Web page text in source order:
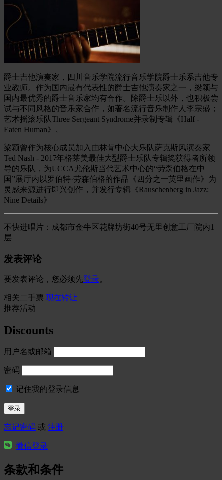
爵士吉他演奏家，四川音乐学院流行音乐学院爵士乐系吉他专
业教师。作为国内最有代表性的爵士吉他演奏家之一，梁颖与
国内最优秀的爵士音乐家均有合作。除爵士乐以外，也积极尝
试与不同风格的音乐家合作，如著名流行音乐制作人李宗盛；
艺术摇滚乐队Three Sergeant Syndrome并录制专辑《Half -
Eaten Human》。
梁颖曾作为核心成员加入由林肯中心大乐队萨克斯风演奏家
Ted Nash - 2017年格莱美最佳大型爵士乐队专辑奖获得者所领
导的乐队，为UCCA尤伦斯当代艺术中心的“劳森伯格在中
国”展厅内以罗伯特·劳森伯格的作品《四分之一英里画作》为
灵感来源进行即兴创作，并发行专辑《Rauschenberg in Jazz:
Nine Details》
不快进唱片：成都市金牛区花牌坊街40号无里创意工厂院内1
层
发表评论
要发表评论，您必须先登录。
相关二手票 现在转让
推荐活动
Discounts
用户名或邮箱
密码
记住我的登录信息
忘记密码 或 注册
微信登录
条款和条件